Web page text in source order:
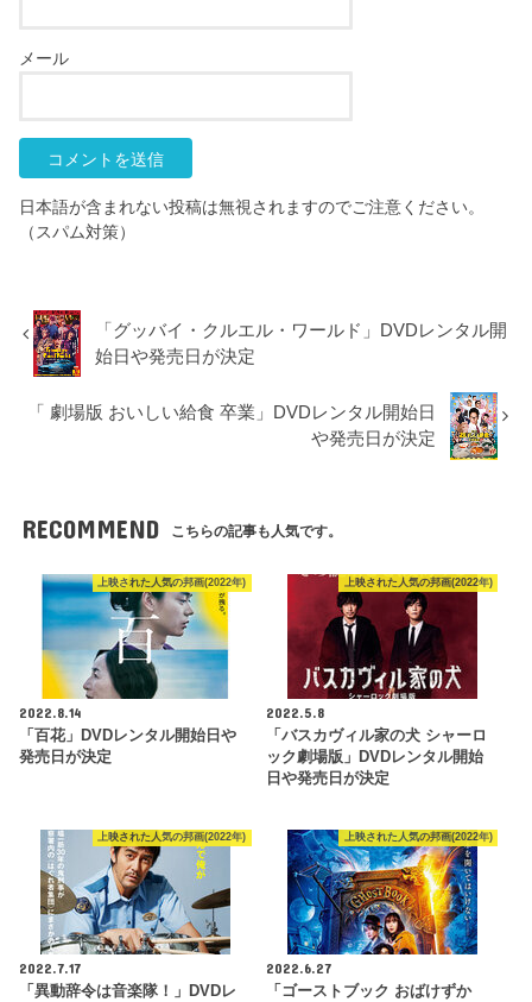
メール
日本語が含まれない投稿は無視されますのでご注意ください。
（スパム対策）
「グッバイ・クルエル・ワールド」DVDレンタル開
始日や発売日が決定
「 劇場版 おいしい給食 卒業」DVDレンタル開始日
や発売日が決定
RECOMMEND こちらの記事も人気です。
上映された人気の邦画(2022年)
2022.8.14
「百花」DVDレンタル開始日や
発売日が決定
上映された人気の邦画(2022年)
2022.5.8
「バスカヴィル家の犬 シャーロ
ック劇場版」DVDレンタル開始
日や発売日が決定
上映された人気の邦画(2022年)
2022.7.17
「異動辞令は音楽隊！」DVDレ
上映された人気の邦画(2022年)
2022.6.27
「ゴーストブック おばけずか